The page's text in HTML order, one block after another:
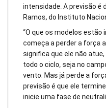
intensidade. A previsão é
Ramos, do Instituto
“O que os modelos estão
começa a perder a força
significa que ele não
todo o ciclo, seja no
vento. Mas já perde a
previsão é que ele
inicie uma fase de